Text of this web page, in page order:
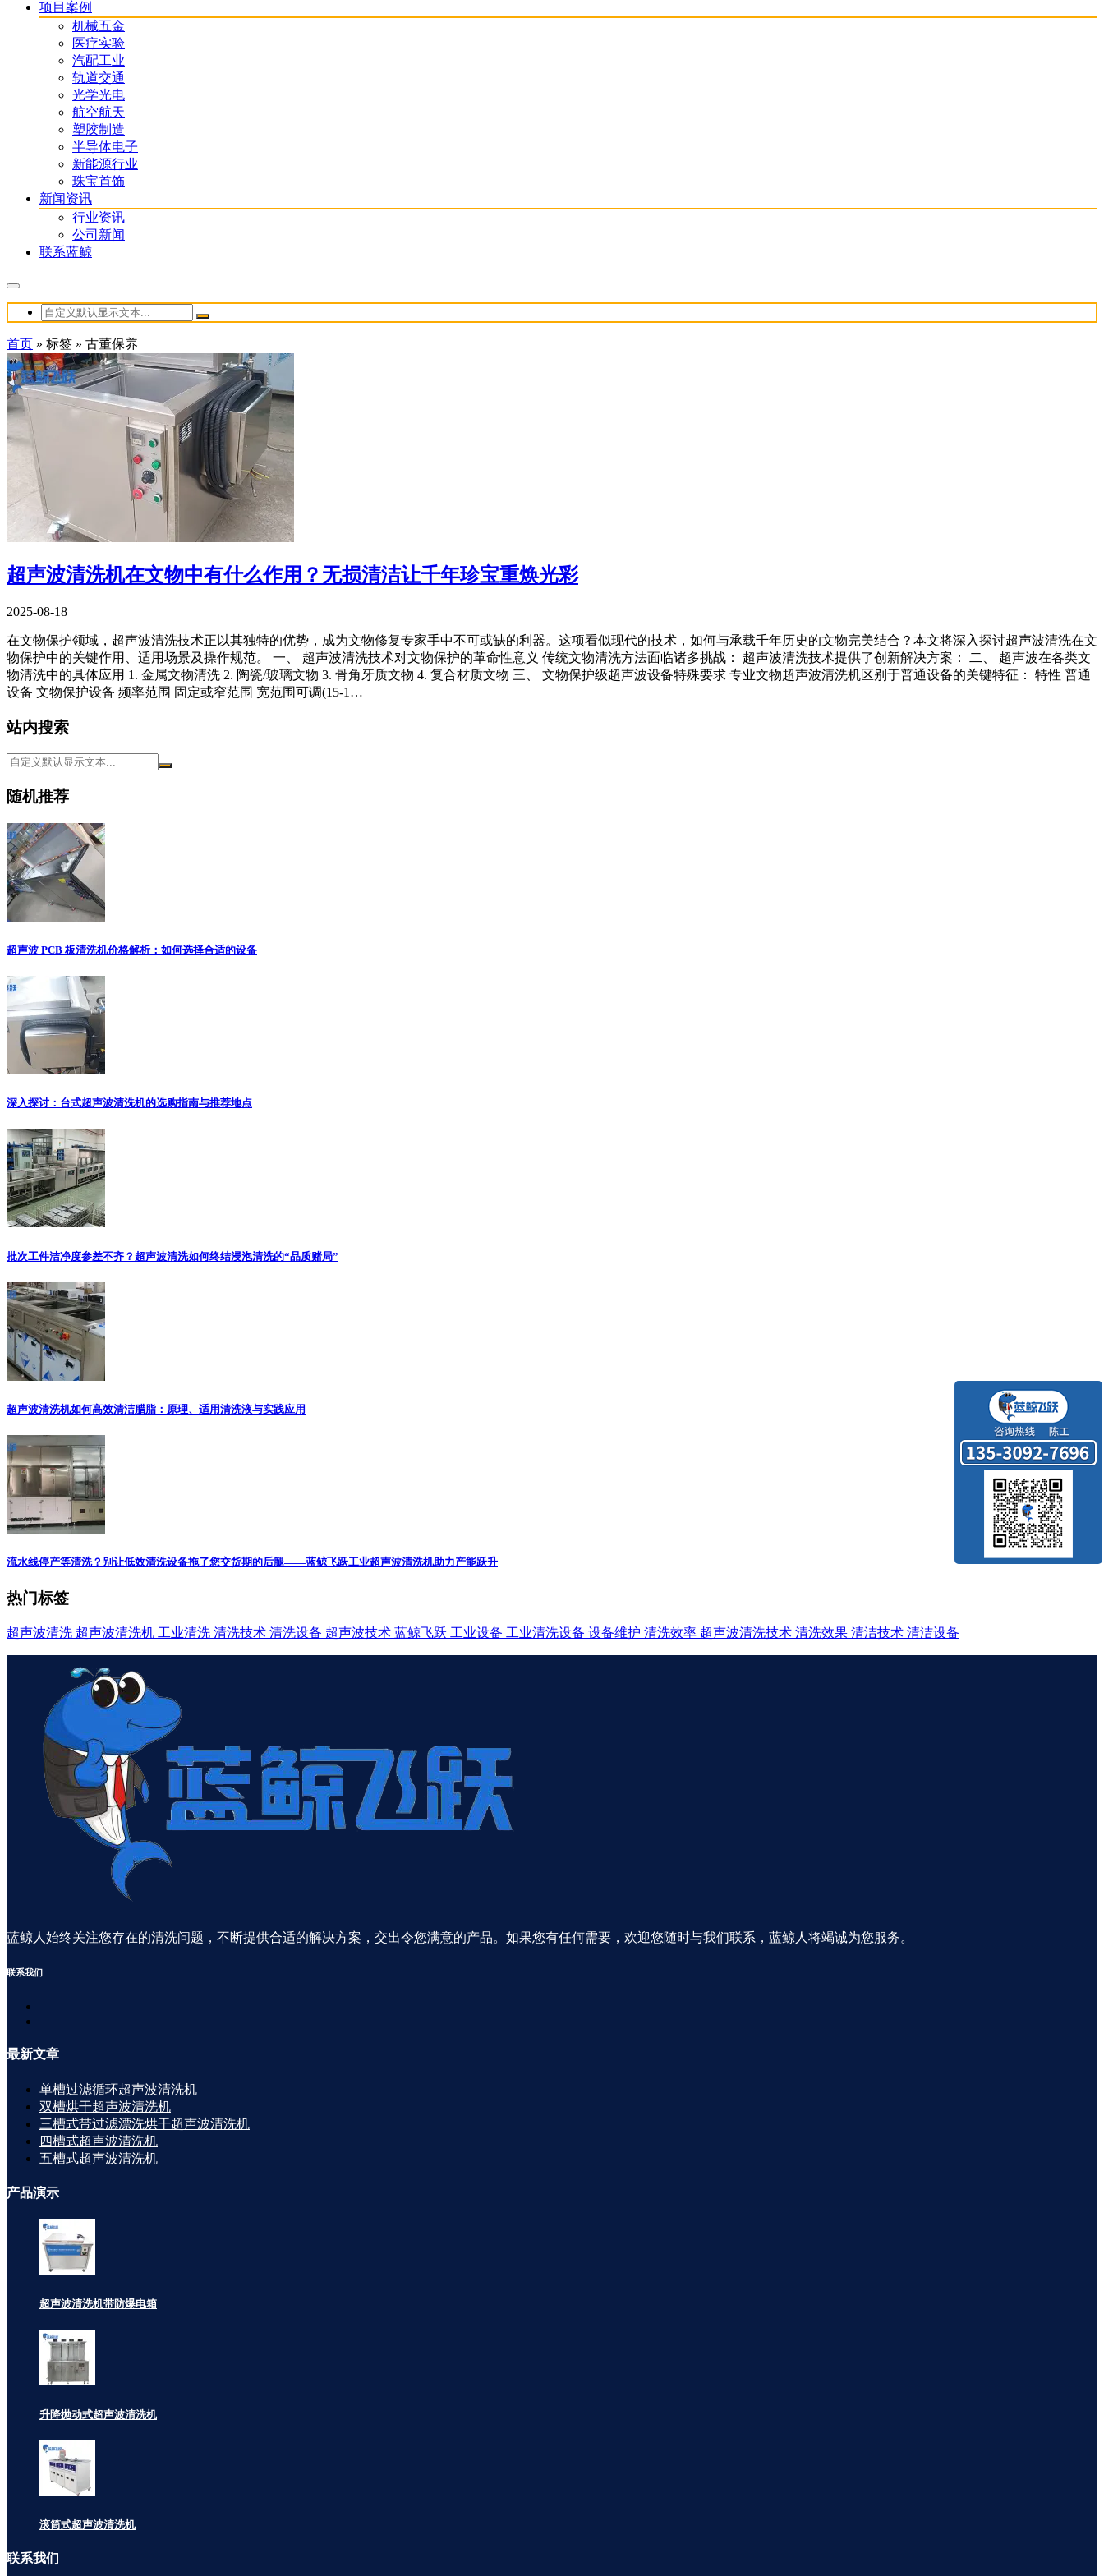
项目案例
机械五金
医疗实验
汽配工业
轨道交通
光学光电
航空航天
塑胶制造
半导体电子
新能源行业
珠宝首饰
新闻资讯
行业资讯
公司新闻
联系蓝鲸
首页 » 标签 » 古董保养
超声波清洗机在文物中有什么作用？无损清洁让千年珍宝重焕光彩
2025-08-18
在文物保护领域，超声波清洗技术正以其独特的优势，成为文物修复专家手中不可或缺的利器。这项看似现代的技术，如何与承载千年历史的文物完美结合？本文将深入探讨超声波清洗在文
物保护中的关键作用、适用场景及操作规范。 一、 超声波清洗技术对文物保护的革命性意义 传统文物清洗方法面临诸多挑战： 超声波清洗技术提供了创新解决方案： 二、 超声波在各类文
物清洗中的具体应用 1. 金属文物清洗 2. 陶瓷/玻璃文物 3. 骨角牙质文物 4. 复合材质文物 三、 文物保护级超声波设备特殊要求 专业文物超声波清洗机区别于普通设备的关键特征： 特性 普通
设备 文物保护设备 频率范围 固定或窄范围 宽范围可调(15-1…
站内搜索
随机推荐
超声波 PCB 板清洗机价格解析：如何选择合适的设备
深入探讨：台式超声波清洗机的选购指南与推荐地点
批次工件洁净度参差不齐？超声波清洗如何终结浸泡清洗的“品质赌局”
超声波清洗机如何高效清洁腊脂：原理、适用清洗液与实践应用
流水线停产等清洗？别让低效清洗设备拖了您交货期的后腿——蓝鲸飞跃工业超声波清洗机助力产能跃升
热门标签
超声波清洗 超声波清洗机 工业清洗 清洗技术 清洗设备 超声波技术 蓝鲸飞跃 工业设备 工业清洗设备 设备维护 清洗效率 超声波清洗技术 清洗效果 清洁技术 清洁设备
蓝鲸人始终关注您存在的清洗问题，不断提供合适的解决方案，交出令您满意的产品。如果您有任何需要，欢迎您随时与我们联系，蓝鲸人将竭诚为您服务。
联系我们
最新文章
单槽过滤循环超声波清洗机
双槽烘干超声波清洗机
三槽式带过滤漂洗烘干超声波清洗机
四槽式超声波清洗机
五槽式超声波清洗机
产品演示
超声波清洗机带防爆电箱
升降抛动式超声波清洗机
滚筒式超声波清洗机
联系我们